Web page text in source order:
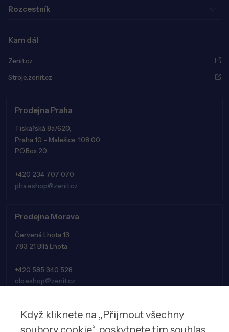
Když kliknete na „Přijmout všechny
Rozcestník
Kam dál
Zenit.cz
Stroje.zenit.cz
Prodejna Praha
Tiskařská 8a/620,
Praha 10 - Malešice, 108 00
P.O.Box 20
+420 234 707 070
pha.eshop@zenit.cz
Prodejna Morava
Červená Lhota 13
783 21 Bílá Lhota
+420 585 340 528
olo.eshop@zenit.cz